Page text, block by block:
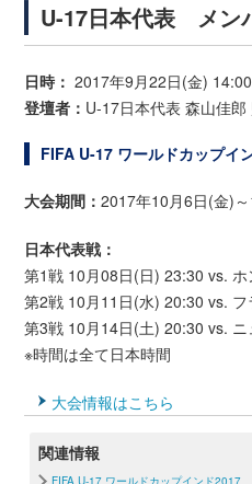
U-17日本代表 メン
日時： 2017年9月22日(金)
登壇者： U-17日本代表 森山佳郎
FIFA U-17 ワールドカップイ
大会期間：2017年10月6日(金)
日本代表戦：
第1戦 10月08日(日) 23:30 vs. ホ
第2戦 10月11日(水) 20:30 vs. フ
第3戦 10月14日(土) 20:30 vs.
※時間は全て日本時間
大会情報はこちら
関連情報